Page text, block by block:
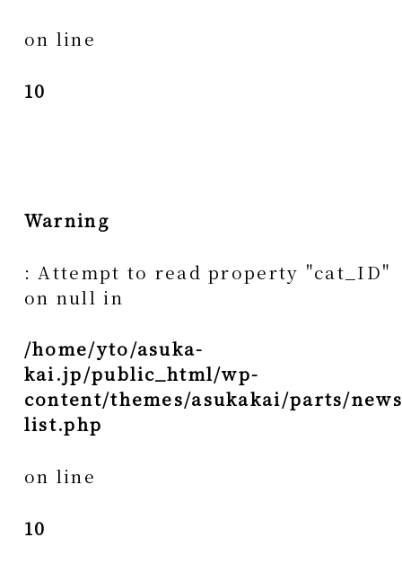
on line
10
Warning
: Attempt to read property "cat_ID"
on null in
/home/yto/asuka-
kai.jp/public_html/wp-
content/themes/asukakai/parts/
list.php
on line
10